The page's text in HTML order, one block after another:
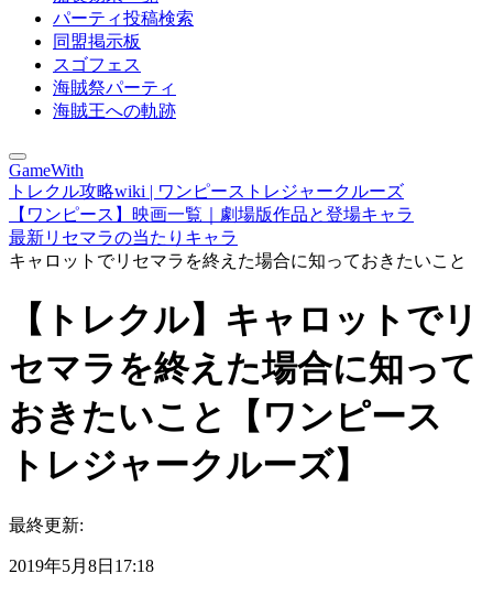
パーティ投稿検索
同盟掲示板
スゴフェス
海賊祭パーティ
海賊王への軌跡
GameWith
トレクル攻略wiki | ワンピーストレジャークルーズ
【ワンピース】映画一覧｜劇場版作品と登場キャラ
最新リセマラの当たりキャラ
キャロットでリセマラを終えた場合に知っておきたいこと
【トレクル】キャロットでリ
セマラを終えた場合に知って
おきたいこと【ワンピース
トレジャークルーズ】
最終更新:
2019年5月8日17:18